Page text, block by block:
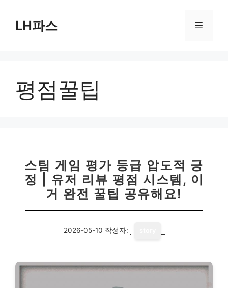
LH파스 메
평점꿀팁
스팀 게임 평가 등급 압도적 긍
정 | 유저 리뷰 평점 시스템, 이
거 완전 꿀팁 공유해요!
2026-05-10 작성자: